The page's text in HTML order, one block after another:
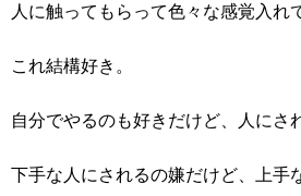
人に触ってもらって色々な感覚入れ
これ結構好き。
自分でやるのも好きだけど、人にさ
下手な人にされるの嫌だけど、上手